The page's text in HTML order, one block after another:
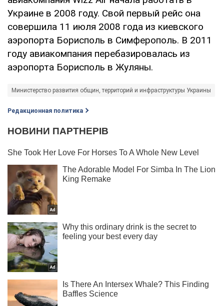
Украине в 2008 году. Свой первый рейс она
совершила 11 июля 2008 года из киевского
аэропорта Борисполь в Симферополь. В 2011
году авиакомпания перебазировалась из
аэропорта Борисполь в Жуляны.
Министерство развития общин, территорий и инфраструктуры Украины
Редакционная политика